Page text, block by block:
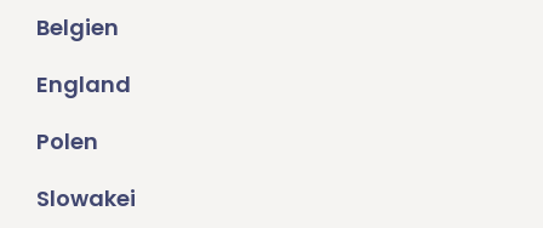
Belgien
England
Polen
Slowakei